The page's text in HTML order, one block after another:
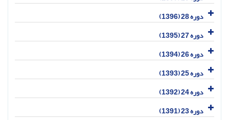
دوره 28 (1396)
دوره 27 (1395)
دوره 26 (1394)
دوره 25 (1393)
دوره 24 (1392)
دوره 23 (1391)